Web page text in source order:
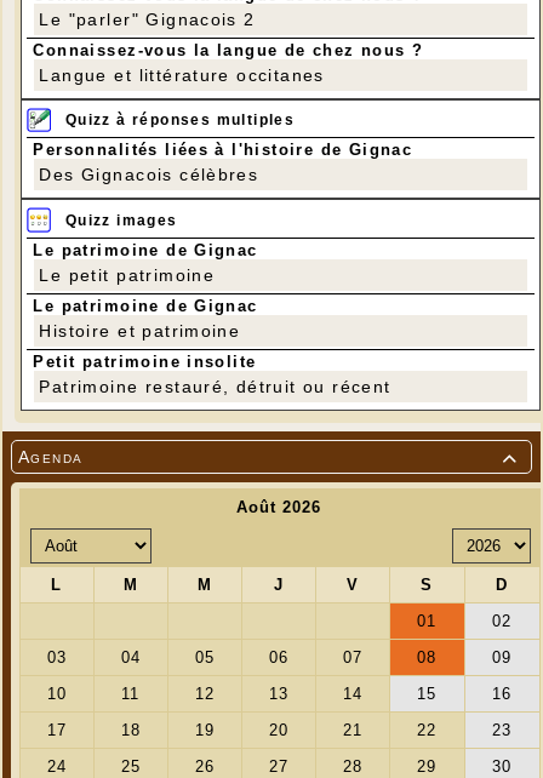

Agenda
12 randonneurs ont profité de cette belle après-midi
---
Le "parler" Gignacois 2
Connaissez-vous la langue de chez nous ?
Langue et littérature occitanes
Quizz à réponses multiples
Personnalités liées à l'histoire de Gignac
Des Gignacois célèbres
Quizz images
Le patrimoine de Gignac
Le petit patrimoine
Le patrimoine de Gignac
Histoire et patrimoine
Petit patrimoine insolite
Patrimoine restauré, détruit ou récent